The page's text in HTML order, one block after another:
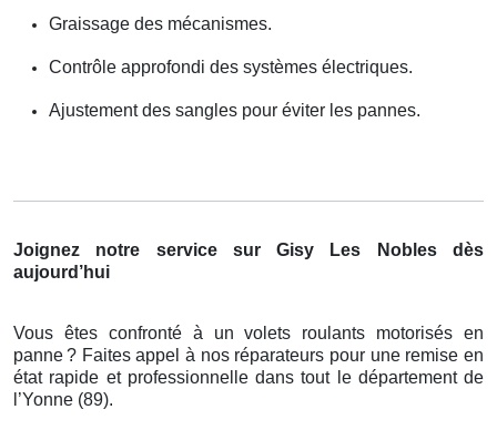
Graissage des mécanismes.
Contrôle approfondi des systèmes électriques.
Ajustement des sangles pour éviter les pannes.
Joignez notre service sur Gisy Les Nobles dès
aujourd’hui
Vous êtes confronté à un volets roulants motorisés en
panne? Faites appel à nos réparateurs pour une remise en
état rapide et professionnelle dans tout le département de
’Yonne (89).